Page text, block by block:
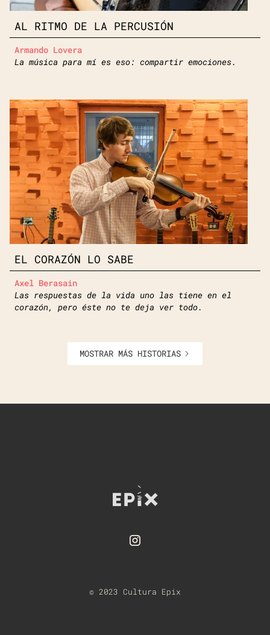
AL RITMO DE LA PERCUSIÓN
Armando Lovera
La música para mí es eso: compartir emociones.
EL CORAZÓN LO SABE
Axel Berasain
Las respuestas de la vida uno las tiene en el
corazón, pero éste no te deja ver todo.
MOSTRAR MÁS HISTORIAS
© 2023 Cultura Epix